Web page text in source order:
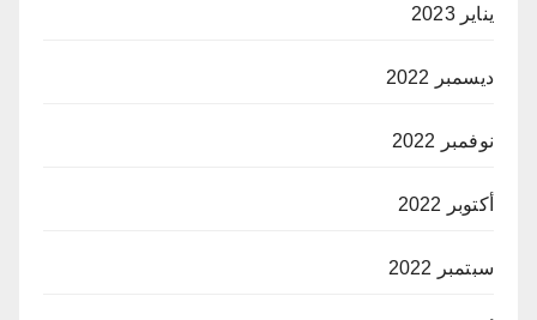
يناير 2023
ديسمبر 2022
نوفمبر 2022
أكتوبر 2022
سبتمبر 2022